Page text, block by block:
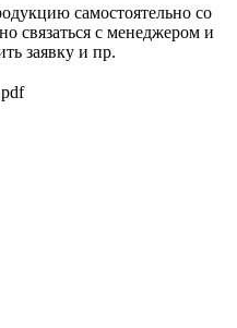
самостоятельно со
связаться с менеджером и
заявку и пр.